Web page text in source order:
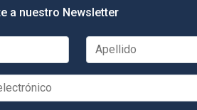
a nuestro Newsletter